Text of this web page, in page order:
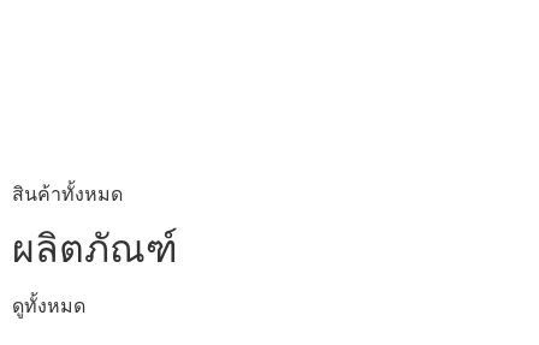
สินค้าทั้งหมด
ผลิตภัณฑ์
ดูทั้งหมด